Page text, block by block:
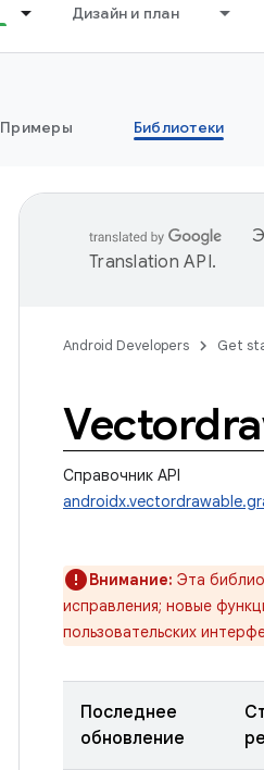
Дизайн и план
Примеры Библиотеки
Translation API.
Android Developers Get
Справочник API
Внимание: Эта
исправления; новые
пользовательских
Последнее
обновление